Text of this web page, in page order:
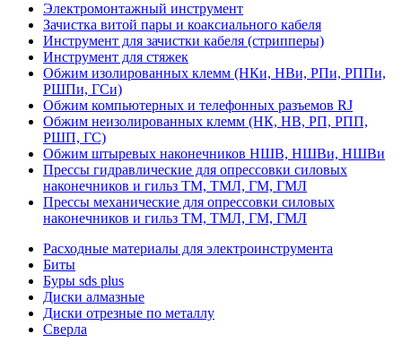
Электромонтажный инструмент
Зачистка витой пары и коаксиального кабеля
Инструмент для зачистки кабеля (стрипперы)
Инструмент для стяжек
Обжим изолированных клемм (НКи, НВи, РПи, РППи,
РШПи, ГСи)
Обжим компьютерных и телефонных разъемов RJ
Обжим неизолированных клемм (НК, НВ, РП, РПП,
РШП, ГС)
Обжим штыревых наконечников НШВ, НШВи, НШВи
Прессы гидравлические для опрессовки силовых
наконечников и гильз ТМ, ТМЛ, ГМ, ГМЛ
Прессы механические для опрессовки силовых
наконечников и гильз ТМ, ТМЛ, ГМ, ГМЛ
Расходные материалы для электроинструмента
Биты
Буры sds plus
Диски алмазные
Диски отрезные по металлу
Сверла